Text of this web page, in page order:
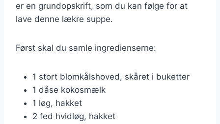
er en grundopskrift, som du kan følge for at
lave denne lækre suppe.
Først skal du samle ingredienserne:
1 stort blomkålshoved, skåret i buketter
1 dåse kokosmælk
1 løg, hakket
2 fed hvidløg, hakket